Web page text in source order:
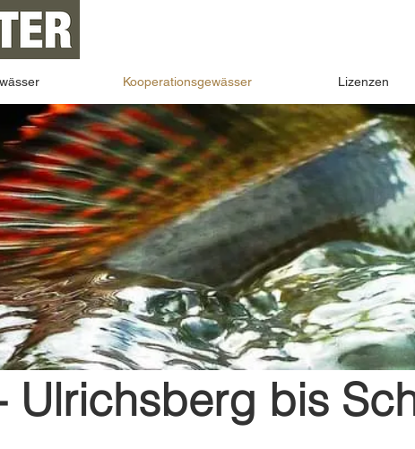
Kooperationsgewässer Lizenzen
Ulrichsberg bis